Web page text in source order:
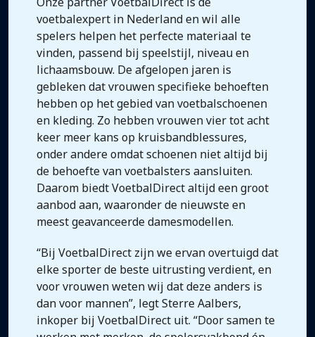
voetbalexpert in Nederland en wil alle
spelers helpen het perfecte materiaal te
vinden, passend bij speelstijl, niveau en
lichaamsbouw. De afgelopen jaren is
gebleken dat vrouwen specifieke behoeften
hebben op het gebied van voetbalschoenen
en kleding. Zo hebben vrouwen vier tot acht
keer meer kans op kruisbandblessures,
onder andere omdat schoenen niet altijd bij
de behoefte van voetbalsters aansluiten.
Daarom biedt VoetbalDirect altijd een groot
aanbod aan, waaronder de nieuwste en
meest geavanceerde damesmodellen.
“Bij VoetbalDirect zijn we ervan overtuigd dat
elke sporter de beste uitrusting verdient, en
voor vrouwen weten wij dat deze anders is
dan voor mannen”, legt Sterre Aalbers,
inkoper bij VoetbalDirect uit. “Door samen te